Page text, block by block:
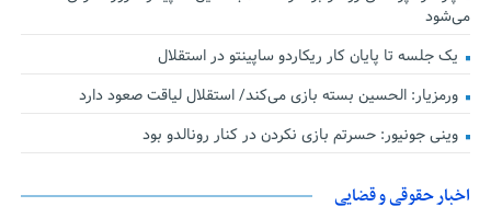
می‌شود
یک جلسه تا پایان کار ریکاردو ساپینتو در استقلال
ورمزیار: الحسین بسته بازی می‌کند/ استقلال لیاقت صعود دارد
وینی جونیور: حسرتم بازی نکردن در کنار رونالدو بود
اخبار حقوقی و قضایی